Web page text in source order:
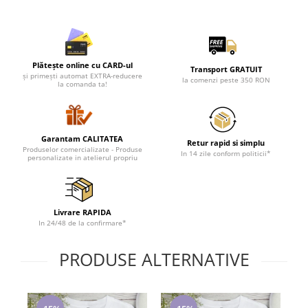
Pijamale de CRACIUN
Pijamale de dama
Halate si capoate
Pijamale
WINTER Collection
Seturi elegante femei
Umbrele
Pijamale BIG SIZE femei
Tricouri de craciun
Plătește online cu CARD-ul
și primești automat EXTRA-reducere
la comanda ta!
Transport GRATUIT
la comenzi peste 350 RON
Garantam CALITATEA
Produselor comercializate - Produse
personalizate in atelierul propriu
Retur rapid si simplu
In 14 zile conform politicii*
Livrare RAPIDA
In 24/48 de la confirmare*
PRODUSE ALTERNATIVE